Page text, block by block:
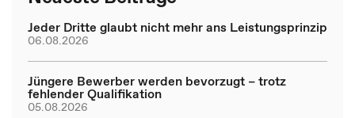
Jeder Dritte glaubt nicht mehr ans Leistungsprinzip
06.08.2026
Jüngere Bewerber werden bevorzugt – trotz
fehlender Qualifikation
05.08.2026